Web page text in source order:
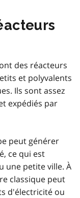
des réacteurs
et polyvalents
Ils sont assez
expédiés par
peut générer
ce qui est
une petite ville. À
classique peut
d'électricité ou